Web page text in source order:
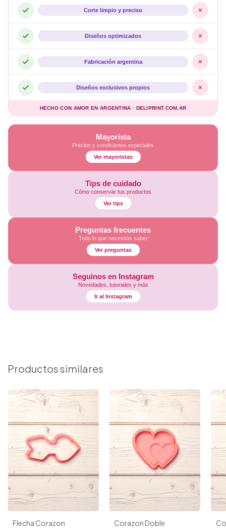
Mayorista
Precios y condiciones especiales
Ver mayoristas
Tips de cuidado
Cómo conservar tus productos
Ver tips
Preguntas frecuentes
Todo lo que necesitás saber
Ver preguntas
Seguinos en Instagram
Novedades, tutoriales y más
Ir al Instagram
Corte limpio y preciso
Diseños optimizados
Fabricación argentina
Diseños exclusivos propios
HECHO CON AMOR EN ARGENTINA · DELIPRINT.COM.AR
Productos similares
Flecha Corazon Corazon Doble